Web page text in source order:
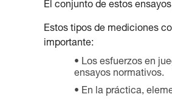
El conjunto de estos
Estos tipos de mediciones
importante:
Los esfuerzos en
ensayos normativos.
En la práctica,